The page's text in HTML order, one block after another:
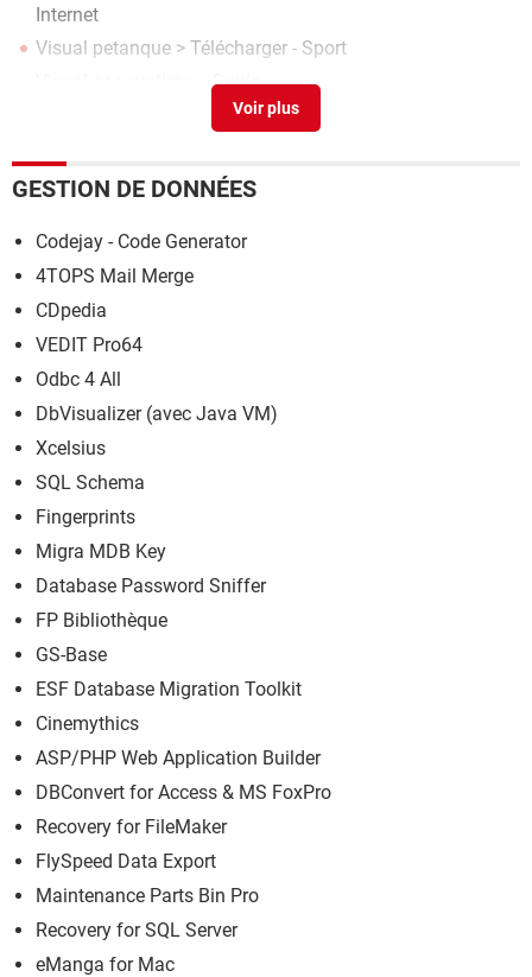
Internet
Visual petanque > Télécharger - Sport
> Guide
> Télécharger - Photo & Graphisme
GESTION DE DONNÉES
Codejay - Code Generator
4TOPS Mail Merge
CDpedia
VEDIT Pro64
Odbc 4 All
DbVisualizer (avec Java VM)
Xcelsius
SQL Schema
Fingerprints
Migra MDB Key
Database Password Sniffer
FP Bibliothèque
GS-Base
ESF Database Migration Toolkit
Cinemythics
ASP/PHP Web Application Builder
DBConvert for Access & MS FoxPro
Recovery for FileMaker
FlySpeed Data Export
Maintenance Parts Bin Pro
Recovery for SQL Server
eManga for Mac